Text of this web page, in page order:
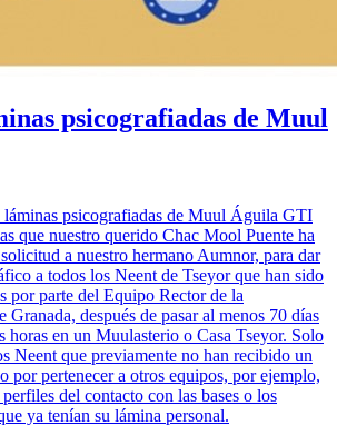
psicografiadas de Muul
psicografiadas de Muul Águila GTI
que nuestro querido Chac Mool Puente ha
a nuestro hermano Aumnor, para dar
a todos los Neent de Tseyor que han sido
por parte del Equipo Rector de la
después de pasar al menos 70 días
horas en un Muulasterio o Casa Tseyor. Solo
Neent que previamente no han recibido un
por pertenecer a otros equipos, por ejemplo,
del contacto con las bases o los
ya tenían su lámina personal.